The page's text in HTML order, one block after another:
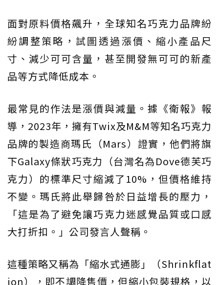
面對原料價格飆升，全球知名巧克力品牌紛
紛調整策略，試圖透過漲價、縮小產品尺
寸、減少可可含量，甚至開發無可可的新產
品等方式降低成本。
最常見的作法是漲價與減量。據《衛報》報
導，2023年，擁有Twix及M&M等知名巧克力
品牌的製造商瑪氏（Mars）證實，他們將旗
下Galaxy條狀巧克力（台灣名為Dove德芙巧
克力）的標準尺寸縮減了10%，但價格維持
不變。瑪氏將此舉歸咎於日益增長的壓力，
「這是為了避免讓巧克力迷感覺品質或口感
大打折扣。」公司發言人聲稱。
這種策略又稱為「縮水式通膨」（Shrinkflat
ion），即不調降售價，但縮小包裝規格，以